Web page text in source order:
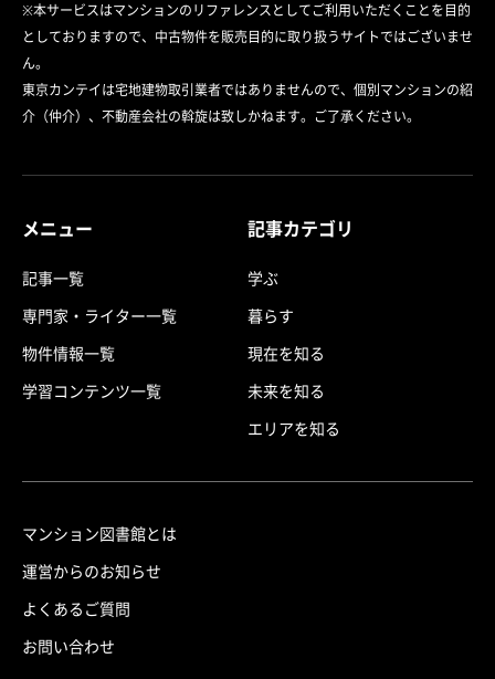
※本サービスはマンションのリファレンスとしてご利用いただくことを目的
としておりますので、中古物件を販売目的に取り扱うサイトではございませ
ん。
東京カンテイは宅地建物取引業者ではありませんので、個別マンションの紹
介（仲介）、不動産会社の斡旋は致しかねます。ご了承ください。
メニュー
記事一覧
専門家・ライター一覧
物件情報一覧
学習コンテンツ一覧
記事カテゴリ
学ぶ
暮らす
現在を知る
未来を知る
エリアを知る
マンション図書館とは
運営からのお知らせ
よくあるご質問
お問い合わせ